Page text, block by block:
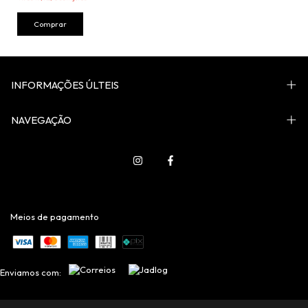
Comprar
INFORMAÇÕES ÚLTEIS
NAVEGAÇÃO
Meios de pagamento
Enviamos com: